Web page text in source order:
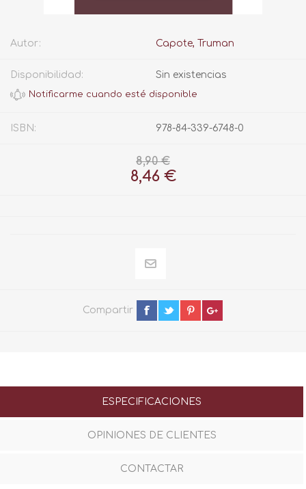
Autor: Capote, Truman
Disponibilidad: Sin existencias
ISBN: 978-84-339-6748-0
8,90 €
8,46 €
Compartir
ESPECIFICACIONES
OPINIONES DE CLIENTES
CONTACTAR